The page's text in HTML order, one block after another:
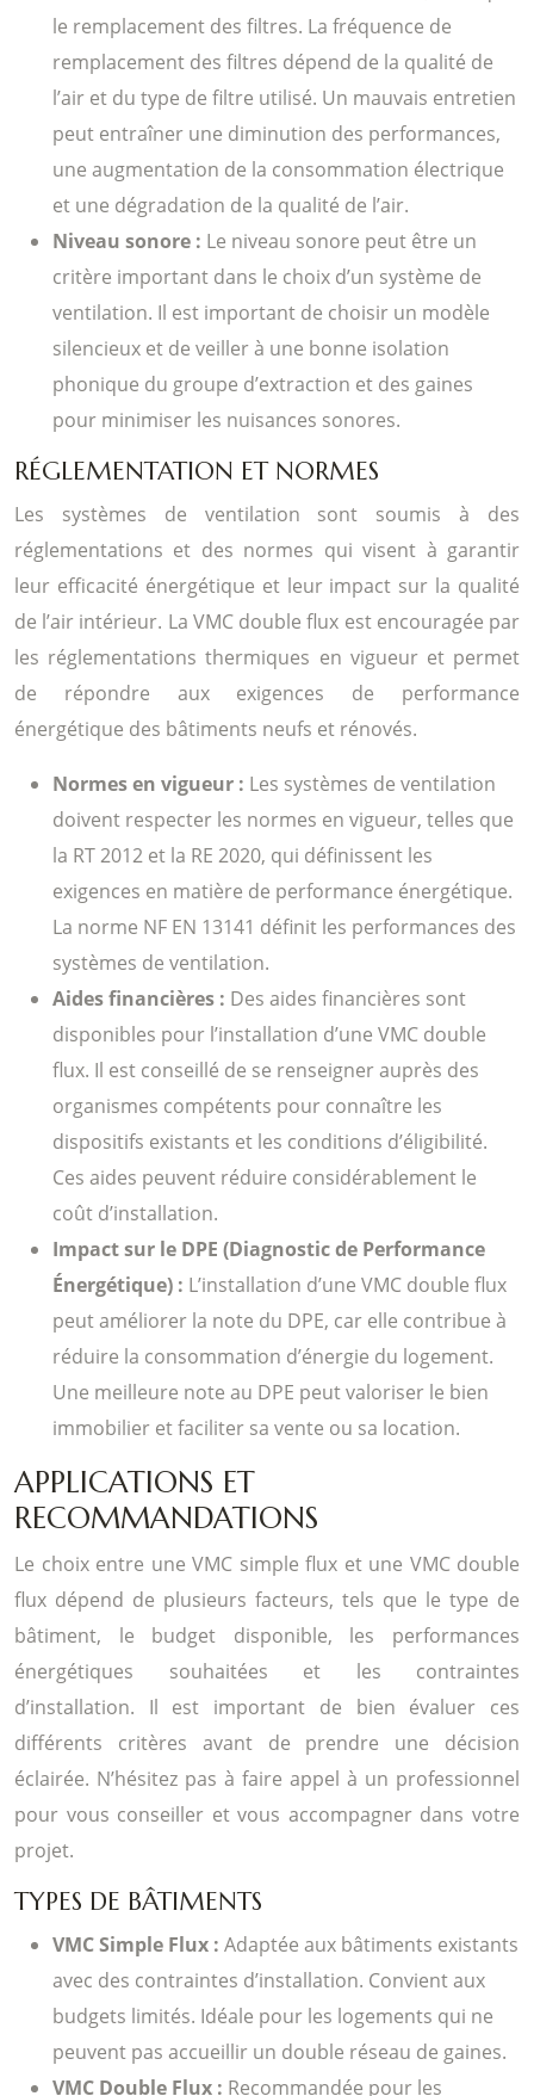
le remplacement des filtres. La fréquence de
remplacement des filtres dépend de la qualité de
l’air et du type de filtre utilisé. Un mauvais entretien
peut entraîner une diminution des performances,
une augmentation de la consommation électrique
et une dégradation de la qualité de l’air.
Niveau sonore : Le niveau sonore peut être un
critère important dans le choix d’un système de
ventilation. Il est important de choisir un modèle
silencieux et de veiller à une bonne isolation
phonique du groupe d’extraction et des gaines
pour minimiser les nuisances sonores.
RÉGLEMENTATION ET NORMES
Les systèmes de ventilation sont soumis à des
réglementations et des normes qui visent à garantir
leur efficacité énergétique et leur impact sur la qualité
de l’air intérieur. La VMC double flux est encouragée par
les réglementations thermiques en vigueur et permet
de répondre aux exigences de performance
énergétique des bâtiments neufs et rénovés.
Normes en vigueur : Les systèmes de ventilation
doivent respecter les normes en vigueur, telles que
la RT 2012 et la RE 2020, qui définissent les
exigences en matière de performance énergétique.
La norme NF EN 13141 définit les performances des
systèmes de ventilation.
Aides financières : Des aides financières sont
disponibles pour l’installation d’une VMC double
flux. Il est conseillé de se renseigner auprès des
organismes compétents pour connaître les
dispositifs existants et les conditions d’éligibilité.
Ces aides peuvent réduire considérablement le
coût d’installation.
Impact sur le DPE (Diagnostic de Performance
Énergétique) : L’installation d’une VMC double flux
peut améliorer la note du DPE, car elle contribue à
réduire la consommation d’énergie du logement.
Une meilleure note au DPE peut valoriser le bien
immobilier et faciliter sa vente ou sa location.
APPLICATIONS ET
RECOMMANDATIONS
Le choix entre une VMC simple flux et une VMC double
flux dépend de plusieurs facteurs, tels que le type de
bâtiment, le budget disponible, les performances
énergétiques souhaitées et les contraintes
d’installation. Il est important de bien évaluer ces
différents critères avant de prendre une décision
éclairée. N’hésitez pas à faire appel à un professionnel
pour vous conseiller et vous accompagner dans votre
projet.
TYPES DE BÂTIMENTS
VMC Simple Flux : Adaptée aux bâtiments existants
avec des contraintes d’installation. Convient aux
budgets limités. Idéale pour les logements qui ne
peuvent pas accueillir un double réseau de gaines.
VMC Double Flux : Recommandée pour les